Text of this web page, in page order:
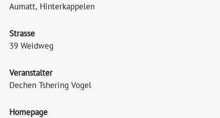
Aumatt, Hinterkappelen
Strasse
39 Weidweg
Veranstalter
Dechen Tshering Vogel
Homepage